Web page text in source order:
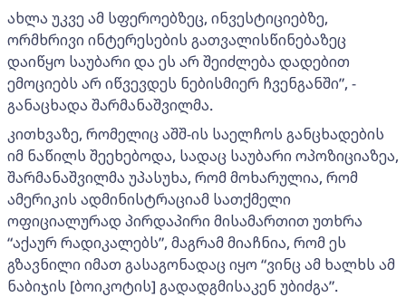
ახლა უკვე ამ სფეროებზეც, ინვესტიციებზე,
ორმხრივი ინტერესების გათვალისწინებაზეც
დაიწყო საუბარი და ეს არ შეიძლება დადებით
ემოციებს არ იწვევდეს ნებისმიერ ჩვენგანში”, -
განაცხადა შარმანაშვილმა.
კითხვაზე, რომელიც აშშ-ის საელჩოს განცხადების
იმ ნაწილს შეეხებოდა, სადაც საუბარი ოპოზიციაზეა,
შარმანაშვილმა უპასუხა, რომ მოხარულია, რომ
ამერიკის ადმინისტრაციამ სათქმელი
ოფიციალურად პირდაპირი მისამართით უთხრა
“აქაურ რადიკალებს”, მაგრამ მიაჩნია, რომ ეს
გზავნილი იმათ გასაგონადაც იყო “ვინც ამ ხალხს ამ
ნაბიჯის [ბოიკოტის] გადადგმისაკენ უბიძგა”.